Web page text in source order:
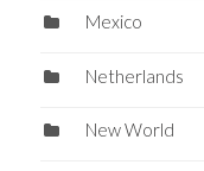
Mexico
Netherlands
New World